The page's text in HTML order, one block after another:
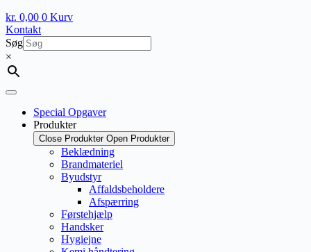
kr. 0,00 0 Kurv
Kontakt
Søg
×
Special Opgaver
Produkter
Close Produkter Open Produkter
Beklædning
Brandmateriel
Byudstyr
Affaldsbeholdere
Afspærring
Førstehjælp
Handsker
Hygiejne